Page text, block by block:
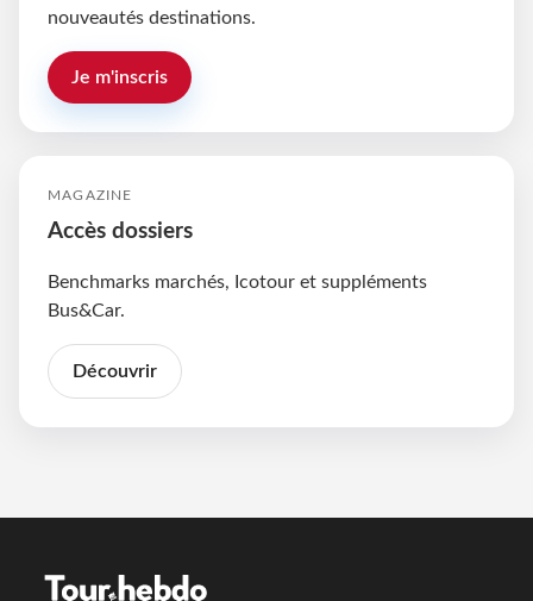
nouveautés destinations.
Je m'inscris
MAGAZINE
Accès dossiers
Benchmarks marchés, Icotour et suppléments
Bus&Car.
Découvrir